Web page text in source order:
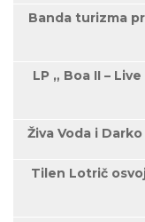
Banda turizma
LP „ Boa II –
Živa Voda i
Tilen Lotrič